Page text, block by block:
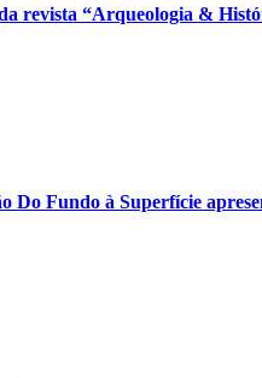
revista “Arqueologia &
Do Fundo à Superfície